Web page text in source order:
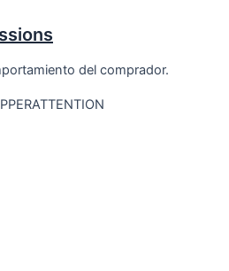
del comprador.